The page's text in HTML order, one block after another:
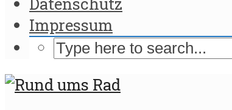
Impressum